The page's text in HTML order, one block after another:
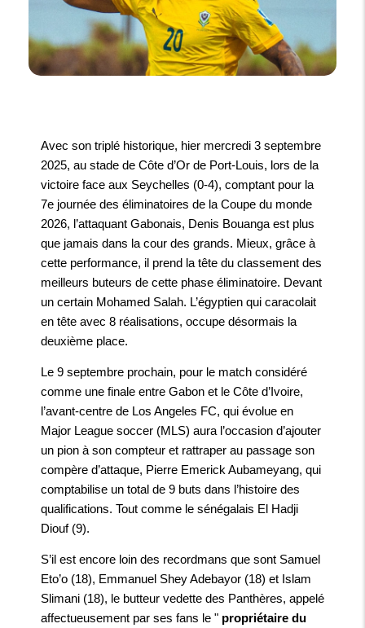
Avec son triplé historique, hier mercredi 3 septembre
2025, au stade de Côte d’Or de Port-Louis, lors de la
victoire face aux Seychelles (0-4), comptant pour la
7e journée des éliminatoires de la Coupe du monde
2026, l’attaquant Gabonais, Denis Bouanga est plus
que jamais dans la cour des grands. Mieux, grâce à
cette performance, il prend la tête du classement des
meilleurs buteurs de cette phase éliminatoire. Devant
un certain Mohamed Salah. L’égyptien qui caracolait
en tête avec 8 réalisations, occupe désormais la
deuxième place.
Le 9 septembre prochain, pour le match considéré
comme une finale entre Gabon et le Côte d’Ivoire,
l’avant-centre de Los Angeles FC, qui évolue en
Major League soccer (MLS) aura l’occasion d’ajouter
un pion à son compteur et rattraper au passage son
compère d’attaque, Pierre Emerick Aubameyang, qui
comptabilise un total de 9 buts dans l’histoire des
qualifications. Tout comme le sénégalais El Hadji
Diouf (9).
S’il est encore loin des recordmans que sont Samuel
Eto’o (18), Emmanuel Shey Adebayor (18) et Islam
Slimani (18), le butteur vedette des Panthères, appelé
affectueusement par ses fans le " propriétaire du